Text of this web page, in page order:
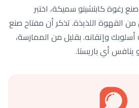
رغوة كابتشينو سميكة، اختبر
القهوة اللذيذة. تذكر أن مفتاح صنع
وإتقانه. بقليل من الممارسة،
أي باريستا.